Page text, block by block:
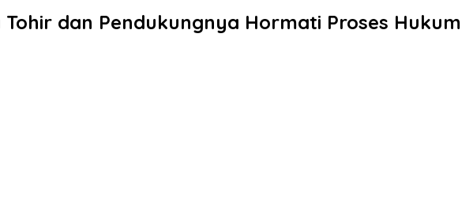
dan Pendukungnya Hormati Proses Hukum